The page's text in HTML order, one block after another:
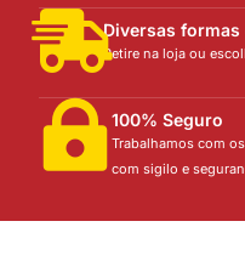
Diversas formas
Retire na loja ou
100% Seguro
Trabalhamos com
com sigilo e